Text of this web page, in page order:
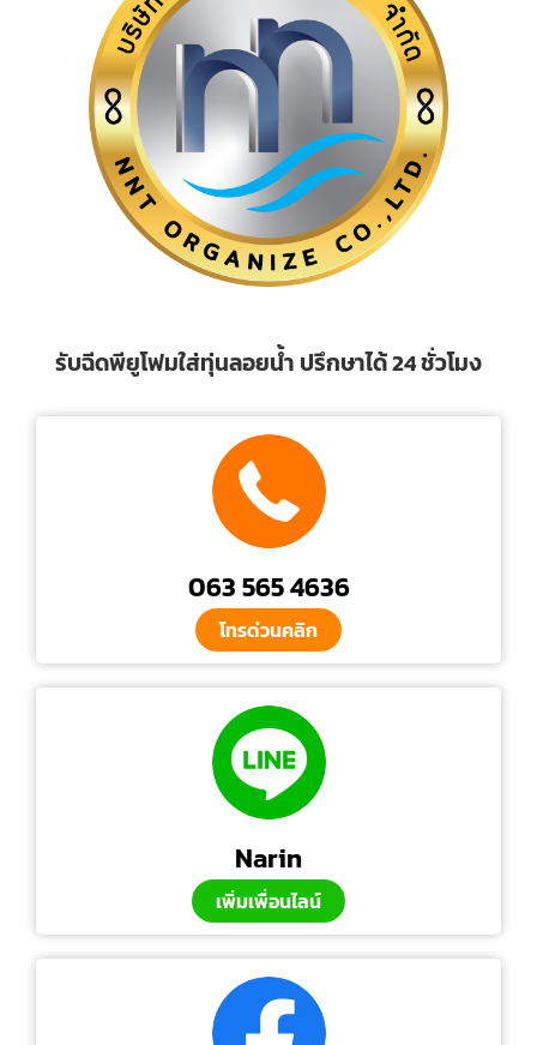
รับฉีดพียูโฟมใส่ทุ่นลอยน้ำ ปรึกษาได้ 24 ชั่วโมง
063 565 4636
โทรด่วนคลิก
Narin
เพิ่มเพื่อนไลน์